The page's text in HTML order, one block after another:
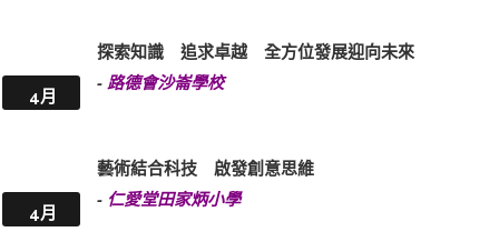
4月
探索知識 追求卓越 全方位發展迎向未來
- 路德會沙崙學校
4月
藝術結合科技 啟發創意思維
- 仁愛堂田家炳小學